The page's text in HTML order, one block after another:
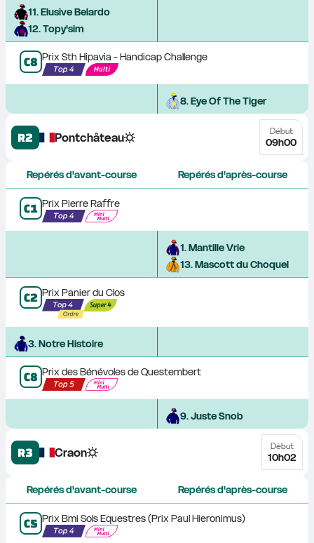
11. Elusive Belardo
12. Topy'sim
C8 Prix Sth Hipavia - Handicap Challenge
8. Eye Of The Tiger
R2 Pontchâteau Début
09h00
Repérés d'avant-course Repérés d'après-course
C1 Prix Pierre Raffre
1. Mantille Vrie
13. Mascott du Choquel
C2 Prix Panier du Clos
3. Notre Histoire
C8 Prix des Bénévoles de Questembert
9. Juste Snob
R3 Craon Début
10h02
Repérés d'avant-course Repérés d'après-course
C5 Prix Bmi Sols Equestres (Prix Paul Hieronimus)